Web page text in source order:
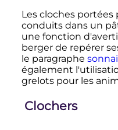
Les cloches portées
conduits dans un
une fonction
berger de repérer
le paragraphe
également
grelots pour les
Clochers